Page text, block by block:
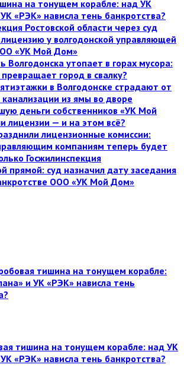
на тонущем корабле: над УК
«РЭК» нависла тень банкротства?
Ростовской области через суд
у волгодонской управляющей
«УК Мой Дом»
Волгодонска утопает в горах мусора:
город в свалку?
в Волгодонске страдают от
из ямы во дворе
деньги собственников «УК Мой
лицензии — и на этом всё?
лицензионные комиссии:
компаниям теперь будет
Госжилинспекция
прямой: суд назначил дату заседания
ООО «УК Мой Дом»
тишина на тонущем корабле:
и УК «РЭК» нависла тень
тишина на тонущем корабле: над УК
«РЭК» нависла тень банкротства?